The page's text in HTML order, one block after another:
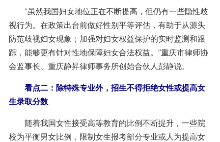
“虽然我国妇女地位正在不断提高，但仍有一些隐性歧
视行为。在政策出台前做好性别平等评估，有助于从源头
防范歧视妇女现象；加强对妇女权益保护的实时监测和跟
踪，能够更有针对性地保障妇女合法权益。”重庆市律师协
会监事长、重庆静昇律师事务所创始合伙人彭静说。
看点二：除特殊专业外，招生不得拒绝女性或提高女
生录取分数
随着我国女性接受高等教育的比例不断提升，一些院
校为平衡男女比例，限制女生报考部分专业或人为提高女